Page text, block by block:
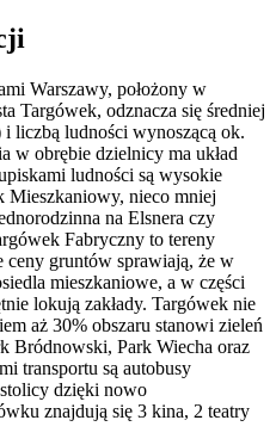
Warszawy, położony w
Targówek, odznacza się średniej
liczbą ludności wynoszącą ok.
w obrębie dzielnicy ma układ
ludności są wysokie
nieco mniej
na Elsnera czy
Fabryczny to tereny
ceny gruntów sprawiają, że w
mieszkaniowe, a w części
lokują zakłady. Targówek nie
aż 30% obszaru stanowi zieleń
Bródnowski, Park Wiecha oraz
transportu są autobusy
dzięki nowo
znajdują się 3 kina, 2 teatry